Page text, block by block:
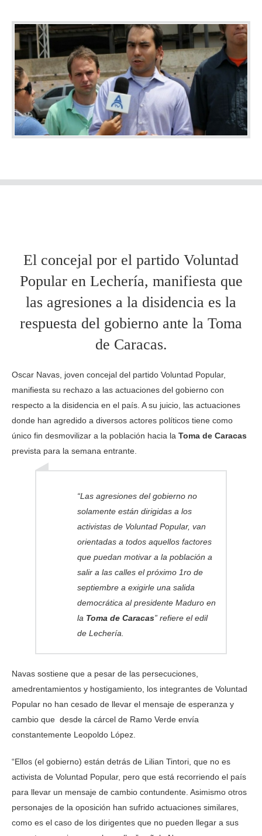
El concejal por el partido Voluntad
Popular en Lechería, manifiesta que
las agresiones a la disidencia es la
respuesta del gobierno ante la Toma
de Caracas.
Oscar Navas, joven concejal del partido Voluntad Popular,
manifiesta su rechazo a las actuaciones del gobierno con
respecto a la disidencia en el país. A su juicio, las actuaciones
donde han agredido a diversos actores políticos tiene como
único fin desmovilizar a la población hacia la Toma de Caracas
prevista para la semana entrante.
“Las agresiones del gobierno no
solamente están dirigidas a los
activistas de Voluntad Popular, van
orientadas a todos aquellos factores
que puedan motivar a la población a
salir a las calles el próximo 1ro de
septiembre a exigirle una salida
democrática al presidente Maduro en
la Toma de Caracas” refiere el edil
de Lechería.
Navas sostiene que a pesar de las persecuciones,
amedrentamientos y hostigamiento, los integrantes de Voluntad
Popular no han cesado de llevar el mensaje de esperanza y
cambio que desde la cárcel de Ramo Verde envía
constantemente Leopoldo López.
“Ellos (el gobierno) están detrás de Lilian Tintori, que no es
activista de Voluntad Popular, pero que está recorriendo el país
para llevar un mensaje de cambio contundente. Asimismo otros
personajes de la oposición han sufrido actuaciones similares,
como es el caso de los dirigentes que no pueden llegar a sus